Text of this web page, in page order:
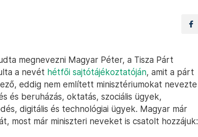
megnevezni Magyar Péter, a Tisza Párt
a nevét hétfői sajtótájékoztatóján, amit a párt
eddig nem említett minisztériumokat nevezte
és beruházás, oktatás, szociális ügyek,
digitális és technológiai ügyek. Magyar már
most már miniszteri neveket is csatolt hozzájuk: